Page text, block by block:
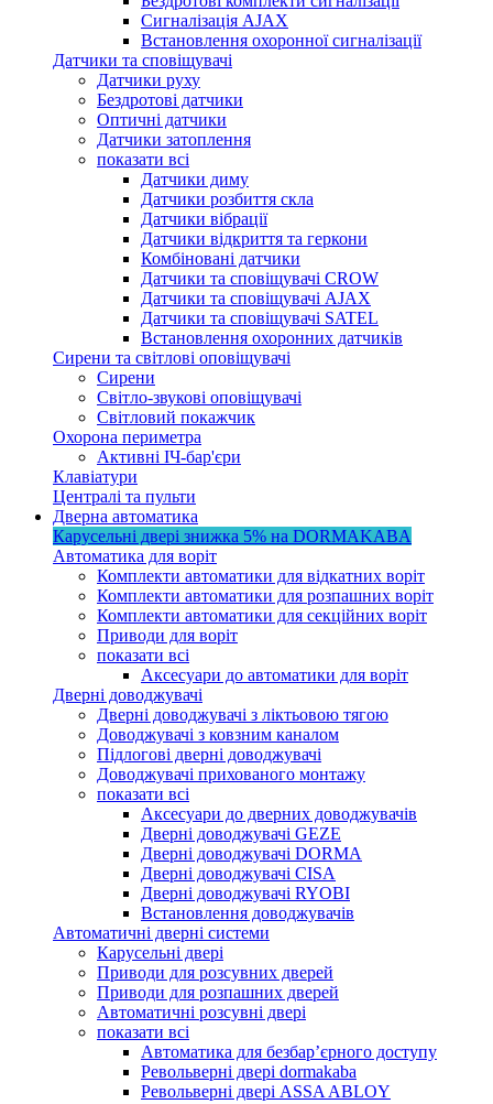
Сигналізація AJAX
Встановлення охоронної сигналізації
Датчики та сповіщувачі
Датчики руху
Бездротові датчики
Оптичні датчики
Датчики затоплення
показати всі
Датчики диму
Датчики розбиття скла
Датчики вібрації
Датчики відкриття та геркони
Комбіновані датчики
Датчики та сповіщувачі CROW
Датчики та сповіщувачі AJAX
Датчики та сповіщувачі SATEL
Встановлення охоронних датчиків
Сирени та світлові оповіщувачі
Сирени
Світло-звукові оповіщувачі
Світловий покажчик
Охорона периметра
Активні ІЧ-бар'єри
Клавіатури
Централі та пульти
Дверна автоматика
Карусельні двері знижка 5% на DORMAKABA
Автоматика для воріт
Комплекти автоматики для відкатних воріт
Комплекти автоматики для розпашних воріт
Комплекти автоматики для секційних воріт
Приводи для воріт
показати всі
Аксесуари до автоматики для воріт
Дверні доводжувачі
Дверні доводжувачі з ліктьовою тягою
Доводжувачі з ковзним каналом
Підлогові дверні доводжувачі
Доводжувачі прихованого монтажу
показати всі
Аксесуари до дверних доводжувачів
Дверні доводжувачі GEZE
Дверні доводжувачі DORMA
Дверні доводжувачі CISA
Дверні доводжувачі RYOBI
Встановлення доводжувачів
Автоматичні дверні системи
Карусельні двері
Приводи для розсувних дверей
Приводи для розпашних дверей
Автоматичні розсувні двері
показати всі
Автоматика для безбар’єрного доступу
Револьверні двері dormakaba
Револьверні двері ASSA ABLOY